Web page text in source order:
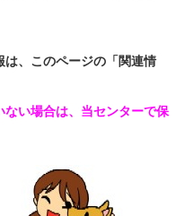
は、このページの「関連情
い場合は、当センターで保